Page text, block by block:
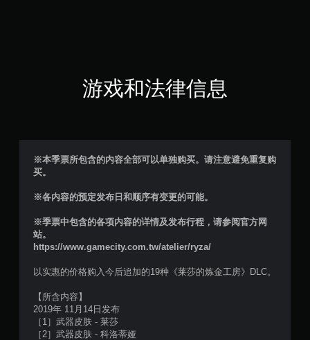
颗
游戏和法律信息
※本季票所包含的内容全部可以单独购买。请注意避免重复购
买。
※各内容的预定发布日和顺序有变更的可能。
※季票中包含的各项内容的详情及发布行程，请参阅官方网
站。
https://www.gamecity.com.tw/atelier/ryza/
以实惠的价格购入今后追加的19种《莱莎的炼金工房》DLC。
【所含内容】
2019年 11月14日发布
［1］武器皮肤 - 莱莎
［2］武器皮肤 - 科洛蒂娅